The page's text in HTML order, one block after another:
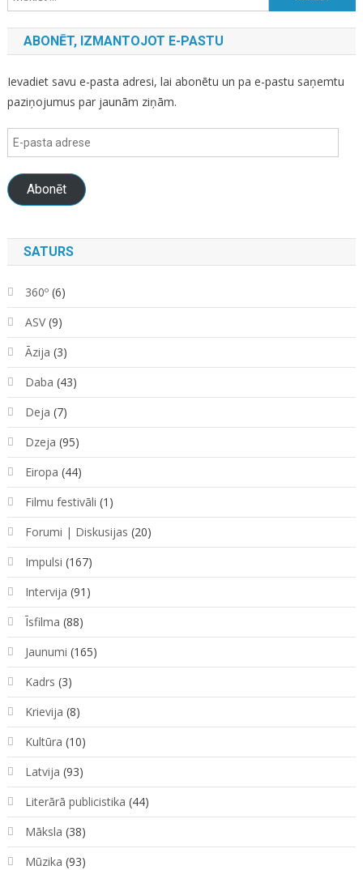
ABONĒT, IZMANTOJOT E-PASTU
Ievadiet savu e-pasta adresi, lai abonētu un pa e-pastu saņemtu
paziņojumus par jaunām ziņām.
E-
pasta
adrese
Abonēt
SATURS
360º(6)
ASV(9)
Āzija (3)
Daba (43)
Deja (7)
Dzeja (95)
Eiropa (44)
Filmu festivāli (1)
Forumi | Diskusijas (20)
Impulsi (167)
Intervija (91)
Īsfilma (88)
Jaunumi (165)
Kadrs (3)
Krievija (8)
Kultūra (10)
Latvija (93)
Literārā publicistika (44)
Māksla (38)
Mūzika (93)